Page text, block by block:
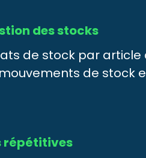
des stocks
de stock par
de stock
répétitives